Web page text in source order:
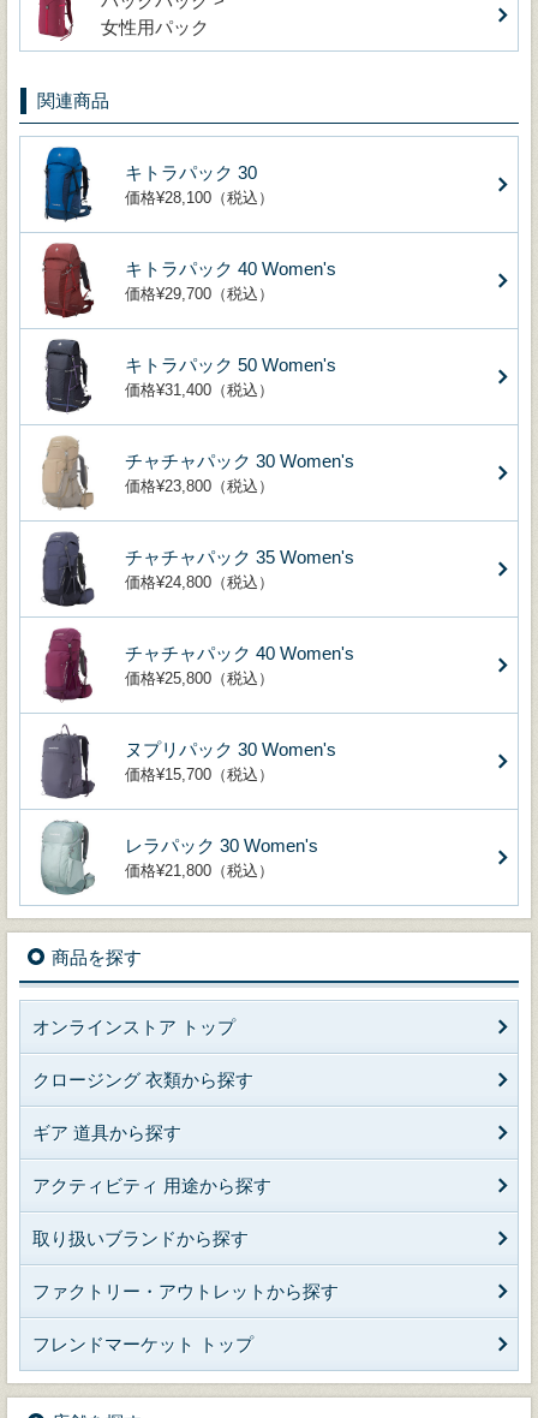
女性用パック
関連商品
キトラパック 30
価格¥28,100（税込）
キトラパック 40 Women's
価格¥29,700（税込）
キトラパック 50 Women's
価格¥31,400（税込）
チャチャパック 30 Women's
価格¥23,800（税込）
チャチャパック 35 Women's
価格¥24,800（税込）
チャチャパック 40 Women's
価格¥25,800（税込）
ヌプリパック 30 Women's
価格¥15,700（税込）
レラパック 30 Women's
価格¥21,800（税込）
商品を探す
オンラインストア トップ
クロージング 衣類から探す
ギア 道具から探す
アクティビティ 用途から探す
取り扱いブランドから探す
ファクトリー・アウトレットから探す
フレンドマーケット トップ